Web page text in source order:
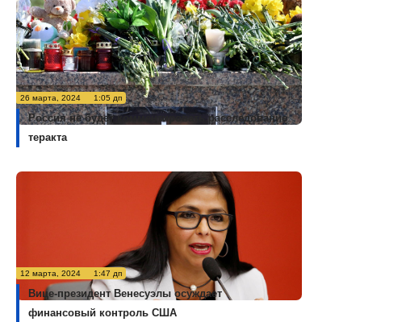
26 марта, 2024 1:05 дп
Россия не будет комментировать расследование
теракта
12 марта, 2024 1:47 дп
Вице-президент Венесуэлы осуждает
финансовый контроль США